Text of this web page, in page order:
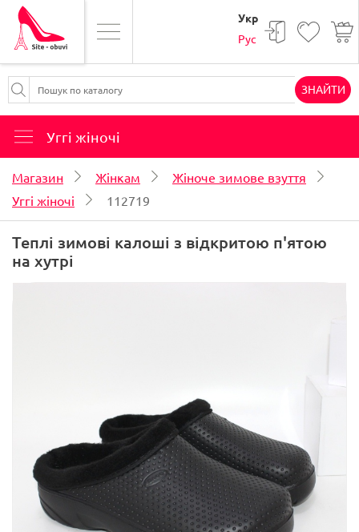
Укр
Рус
ЗНАЙТИ
Уггі жіночі
Магазин Жінкам
Жіноче зимове взуття
Уггі жіночі
112719
Теплі зимові калоші з відкритою п'ятою
на хутрі